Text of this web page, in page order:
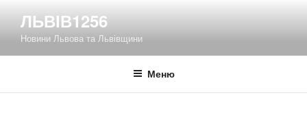
вмісту
ЛЬВІВ1256
Новини Львова та Львівщини
Меню